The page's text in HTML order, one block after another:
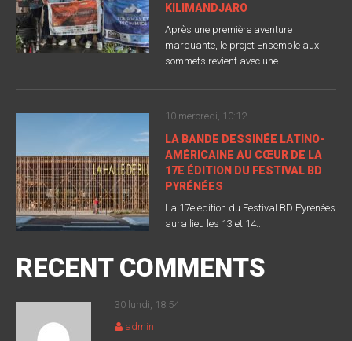
KILIMANDJARO
Après une première aventure
marquante, le projet Ensemble aux
sommets revient avec une...
10 mercredi, 10:12
LA BANDE DESSINÉE LATINO-
AMÉRICAINE AU CŒUR DE LA
17E ÉDITION DU FESTIVAL BD
PYRÉNÉES
La 17e édition du Festival BD Pyrénées
aura lieu les 13 et 14...
RECENT COMMENTS
30 lundi, 18:54
admin